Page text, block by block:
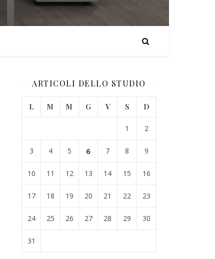
ARTICOLI DELLO STUDIO
L M M G V S D
1 2
3 4 5 6 7 8 9
10 11 12 13 14 15 16
17 18 19 20 21 22 23
24 25 26 27 28 29 30
31